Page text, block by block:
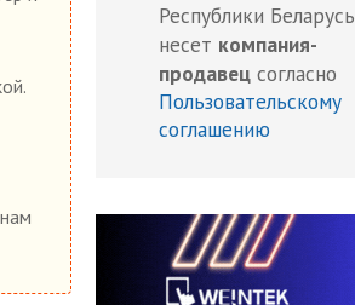
Республики Беларусь
несет компания-
продавец согласно
Пользовательскому
соглашению